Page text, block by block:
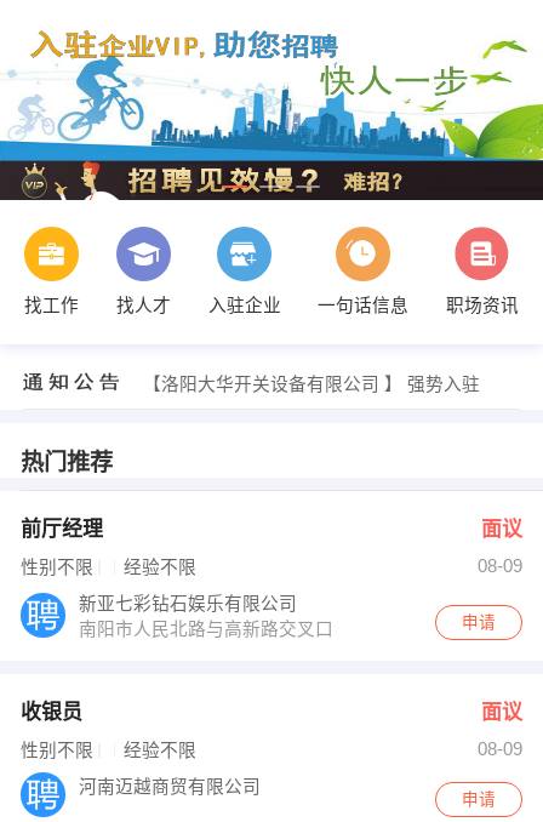
找工作 找人才 入驻企业 一句话信息
职场资讯
【洛阳大华开关设备有限公司 】 强势入驻
陈总 发布 [电气焊学徒工 ] 招聘信息
【洛阳盛豫重工机械有限公司 】 强势入驻
热门推荐
前厅经理 面议
性别不限 经验不限
08-09
新亚七彩钻石娱乐有限公司
南阳市人民北路与高新路交叉口
申请
收银员 面议
性别不限 经验不限
08-09
河南迈越商贸有限公司
申请